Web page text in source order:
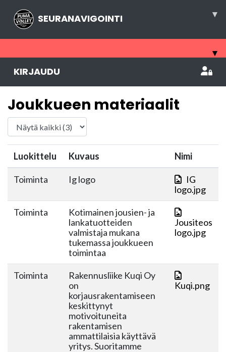
SEURANAVIGOINTI ▾
▾
KIRJAUDU
Joukkueen materiaalit
Luokittelu Kuvaus Nimi
Toiminta Ig logo
IG
logo.jpg
Toiminta
Kotimainen jousien- ja
lankatuotteiden
valmistaja mukana
tukemassa joukkueen
toimintaa
Jousiteos
logo.jpg
Toiminta
Rakennusliike Kuqi Oy
on
korjausrakentamiseen
keskittynyt
motivoituneita
rakentamisen
ammattilaisia käyttävä
yritys. Suoritamme
Kuqi.png